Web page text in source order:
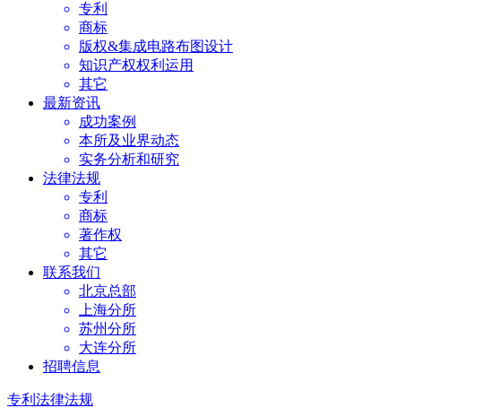
专利
商标
版权&集成电路布图设计
知识产权权利运用
其它
最新资讯
成功案例
本所及业界动态
实务分析和研究
法律法规
专利
商标
著作权
其它
联系我们
北京总部
上海分所
苏州分所
大连分所
招聘信息
专利法律法规